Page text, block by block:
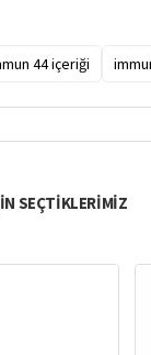
44 içeriği
SEÇTIKLERIMIZ